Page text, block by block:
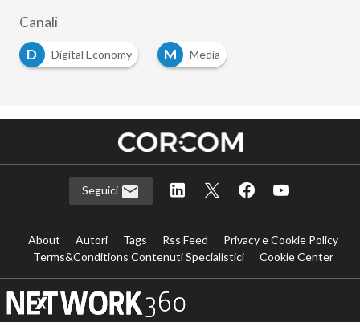
Canali
D
Digital Economy M Media
Seguici
About Autori Tags Rss Feed
Privacy e Cookie Policy
Terms&Conditions Contenuti Specialistici
Cookie Center